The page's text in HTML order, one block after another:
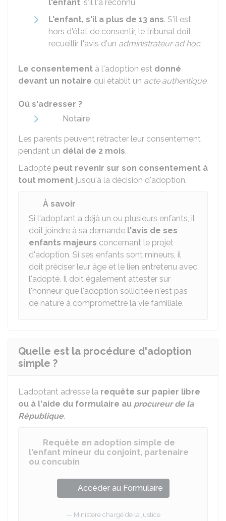
l'enfant, s'il l'a reconnu
L'enfant, s'il a plus de 13 ans. S'il est
hors d'état de consentir, le tribunal doit
recueillir l'avis d'un administrateur ad hoc.
Le consentement à l'adoption est donné
devant un notaire qui établit un acte authentique.
Où s'adresser ?
Notaire
Les parents peuvent rétracter leur consentement
pendant un délai de 2 mois.
L'adopté peut revenir sur son consentement à
tout moment jusqu'à la décision d'adoption.
À savoir
Si l'adoptant a déjà un ou plusieurs enfants, il
doit joindre à sa demande l'avis de ses
enfants majeurs concernant le projet
d'adoption. Si ses enfants sont mineurs, il
doit préciser leur âge et le lien entretenu avec
l'adopté. Il doit également attester sur
l'honneur que l'adoption sollicitée n'est pas
de nature à compromettre la vie familiale.
Quelle est la procédure d'adoption
simple ?
L'adoptant adresse la requête sur papier libre
ou à l'aide du formulaire au procureur de la
République.
Requête en adoption simple de
l'enfant mineur du conjoint, partenaire
ou concubin
Accéder au Formulaire
Ministère chargé de la justice